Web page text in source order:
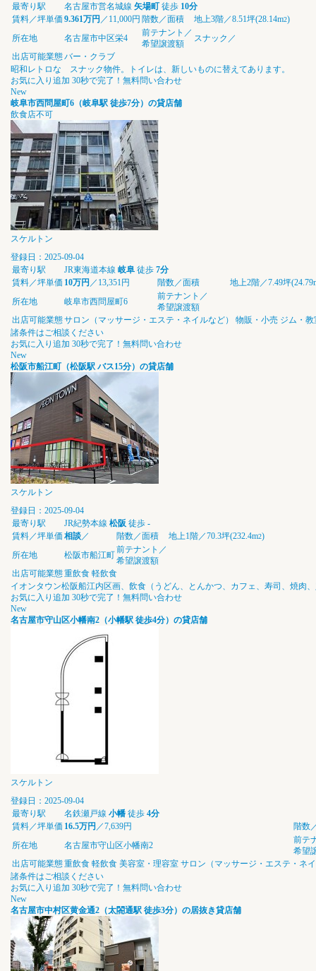
最寄り駅
名古屋市営名城線 矢場町 徒歩 10分
賃料／坪単価 9.361万円 ／11,000円 階数／面積 地上3階／8.51坪(28.14m2)
所在地
名古屋市中区栄4
前テナント／
希望譲渡額
スナック／
出店可能業態バー・クラブ
昭和レトロな スナック物件。トイレは、新しいものに替えてあります。
お気に入り追加 30秒で完了！無料問い合わせ
New
岐阜市西問屋町6（岐阜駅 徒歩7分）の貸店舗
飲食店不可
スケルトン
登録日：2025-09-04
最寄り駅
JR東海道本線 岐阜 徒歩 7分
賃料／坪単価 10万円 ／13,351円 階数／面積
地上2階／7.49坪
所在地
岐阜市西問屋町6
前テナント／
希望譲渡額
出店可能業態サロン（マッサージ・エステ・ネイルなど） 物販・小売 ジム・
諸条件はご相談ください
お気に入り追加 30秒で完了！無料問い合わせ
New
松阪市船江町（松阪駅 バス15分）の貸店舗
スケルトン
登録日：2025-09-04
最寄り駅
JR紀勢本線 松阪 徒歩 -
賃料／坪単価 相談／ 階数／面積 地上1階／70.3坪(232.4m2)
所在地
松阪市船江町
前テナント／
希望譲渡額
出店可能業態重飲食 軽飲食
イオンタウン松阪船江内区画、飲食（うどん、とんかつ、カフェ、寿司、焼肉
お気に入り追加 30秒で完了！無料問い合わせ
New
名古屋市守山区小幡南2（小幡駅 徒歩4分）の貸店舗
スケルトン
登録日：2025-09-04
最寄り駅
名鉄瀬戸線 小幡 徒歩 4分
賃料／坪単価 16.5万円 ／7,639円
階数
所在地
名古屋市守山区小幡南2
前テ
希望
出店可能業態重飲食 軽飲食 美容室・理容室 サロン（マッサージ・エステ・ネ
諸条件はご相談ください
お気に入り追加 30秒で完了！無料問い合わせ
New
名古屋市中村区黄金通2（太閤通駅 徒歩3分）の居抜き貸店舗